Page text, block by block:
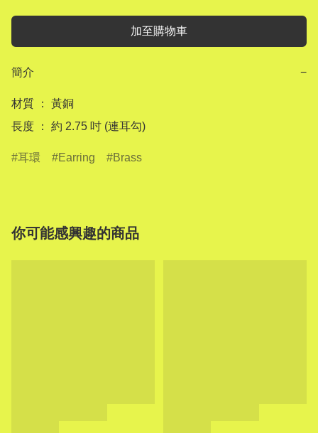
加至購物車
簡介 −
材質 ： 黃銅
長度 ： 約 2.75 吋 (連耳勾)
耳環 Earring Brass
你可能感興趣的商品